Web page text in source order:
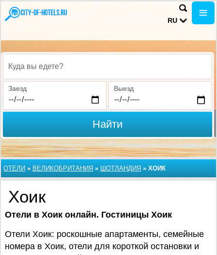
RU
Куда вы едете?
Заезд Выезд
Найти
ОТЕЛИ » ВЕЛИКОБРИТАНИЯ » ШОТЛАНДИЯ » ХОИК
Хоик
Отели в Хоик онлайн. Гостиницы Хоик
Отели Хоик: роскошные апартаменты, семейные
номера в Хоик, отели для короткой остановки и